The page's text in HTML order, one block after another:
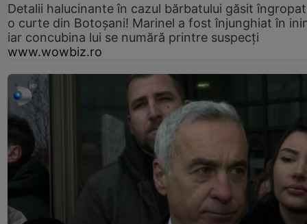
Detalii halucinante în cazul bărbatului găsit
o curte din Botoșani! Marinel a fost înjunghiat în
iar concubina lui se numără printre suspecți
www.wowbiz.ro